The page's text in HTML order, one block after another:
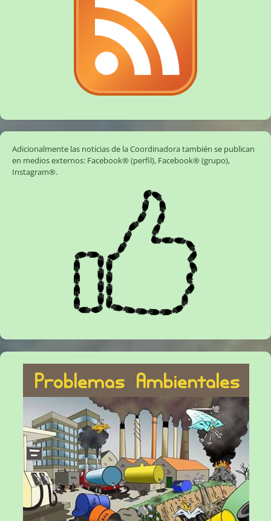
Adicionalmente las noticias de la Coordinadora también se publican
en medios externos: Facebook® (perfil), Facebook® (grupo),
Instagram®.